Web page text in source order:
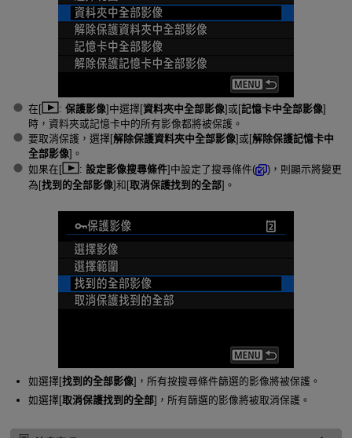
在[ : 保護影像]中選擇[資料夾中全部影像]或[記憶卡中全部影像]
時，資料夾或記憶卡中的所有影像都將被保護。
要取消保護，選擇[解除保護資料夾中全部影像]或[解除保護記憶卡中
全部影像]。
如果在[
: 設定影像搜尋條件]中設定了搜尋條件(
)，則顯示將變更
為[找到的全部影像]和[取消保護找到的全部]。
如選擇[找到的全部影像]，所有按搜尋條件篩選的影像將被保護。
如選擇[取消保護找到的全部]，所有篩選的影像將被取消保護。